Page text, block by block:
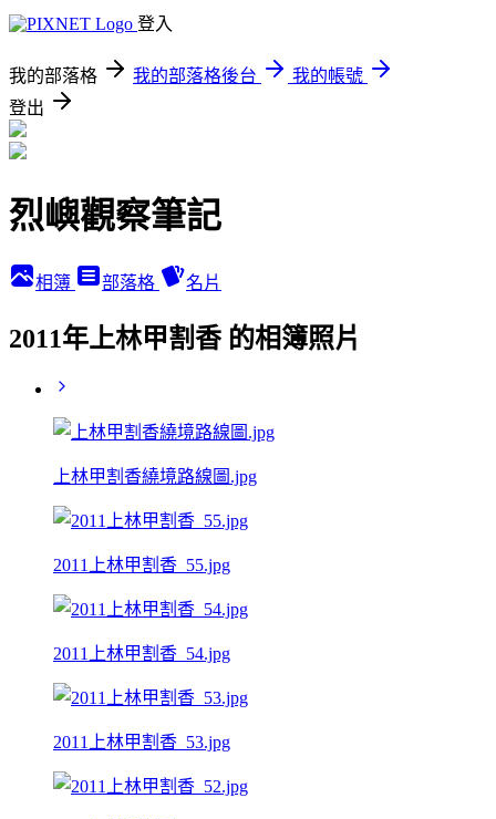
登入
我的部落格 我的部落格後台
我的帳號
登出
烈嶼觀察筆記
相簿 部落格 名片
2011年上林甲割香 的相簿照片
上林甲割香繞境路線圖.jpg
2011上林甲割香_55.jpg
2011上林甲割香_54.jpg
2011上林甲割香_53.jpg